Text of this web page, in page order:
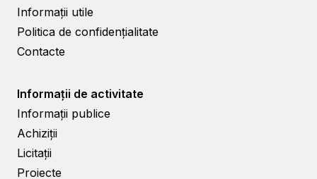
Informații utile
Politica de confidențialitate
Contacte
Informații de activitate
Informații publice
Achiziții
Licitații
Proiecte